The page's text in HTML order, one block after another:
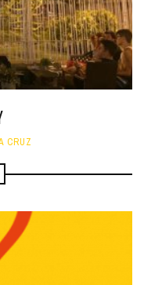
CRUZ